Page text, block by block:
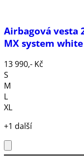
Airbagová vesta
MX system white
13 990,- Kč
S
M
L
XL
+1 další